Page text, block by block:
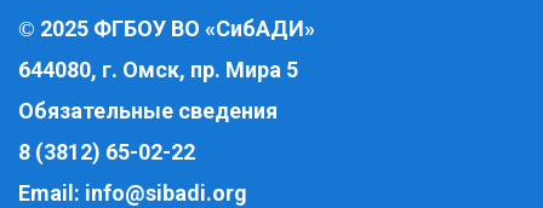
© 2025 ФГБОУ ВО «СибАДИ»
644080, г. Омск, пр. Мира 5
Обязательные сведения
8 (3812) 65-02-22
Email: info@sibadi.org